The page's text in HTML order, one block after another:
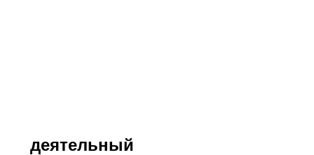
деятельный